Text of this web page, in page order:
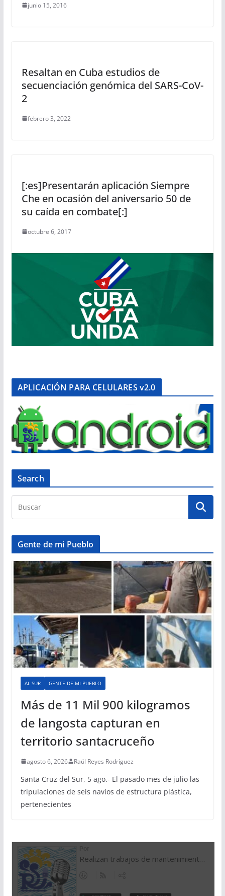
junio 15, 2016
Resaltan en Cuba estudios de
secuenciación genómica del SARS-CoV-
2
febrero 3, 2022
[:es]Presentarán aplicación Siempre
Che en ocasión del aniversario 50 de
su caída en combate[:]
octubre 6, 2017
APLICACIÓN PARA CELULARES v2.0
Search
Gente de mi Pueblo
AL SUR GENTE DE MI PUEBLO
Más de 11 Mil 900 kilogramos
de langosta capturan en
territorio santacruceño
agosto 6, 2026 Raúl Reyes Rodríguez
Santa Cruz del Sur, 5 ago.- El pasado mes de julio las
tripulaciones de seis navíos de estructura plástica,
pertenecientes